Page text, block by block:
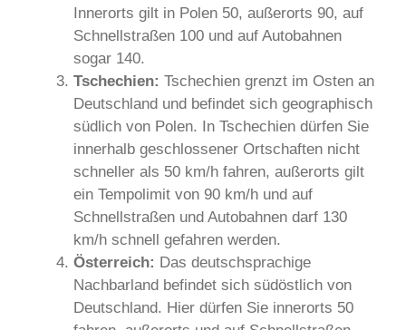
Innerorts gilt in Polen 50, außerorts 90, auf
Schnellstraßen 100 und auf Autobahnen
sogar 140.
Tschechien: Tschechien grenzt im Osten an
Deutschland und befindet sich geographisch
südlich von Polen. In Tschechien dürfen Sie
innerhalb geschlossener Ortschaften nicht
schneller als 50 km/h fahren, außerorts gilt
ein Tempolimit von 90 km/h und auf
Schnellstraßen und Autobahnen darf 130
km/h schnell gefahren werden.
Österreich: Das deutschsprachige
Nachbarland befindet sich südöstlich von
Deutschland. Hier dürfen Sie innerorts 50